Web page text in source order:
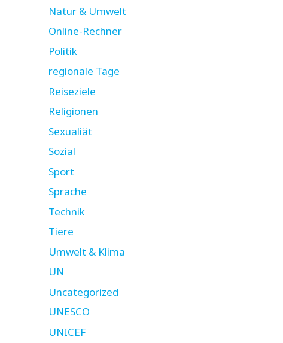
Natur & Umwelt
Online-Rechner
Politik
regionale Tage
Reiseziele
Religionen
Sexualiät
Sozial
Sport
Sprache
Technik
Tiere
Umwelt & Klima
UN
Uncategorized
UNESCO
UNICEF